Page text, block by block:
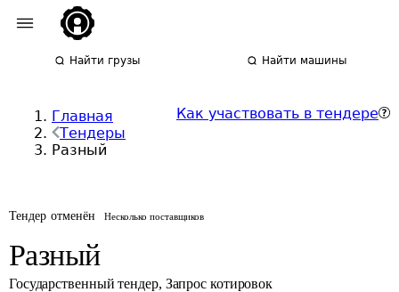
Найти грузы Найти машины
Главная
Тендеры
Разный
Как участвовать в тендере
Тендер отменён Несколько поставщиков
Разный
Государственный тендер, Запрос котировок